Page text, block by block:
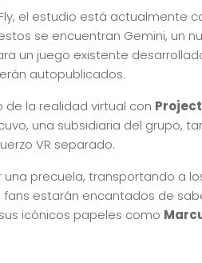
el estudio está actualmente
se encuentran Gemini, un
un juego existente
autopublicados.
de la realidad virtual con
una subsidiaria del grupo,
VR separado.
precuela, transportando a
estarán encantados de
icónicos papeles como